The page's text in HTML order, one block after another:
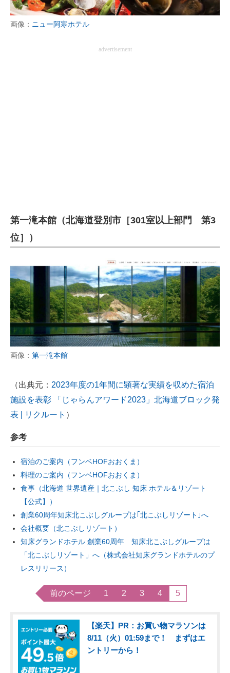
画像： ニュー阿寒ホテル
advertisement
第一滝本館（北海道登別市［301室以上部門 第3
位］）
画像： 第一滝本館
（出典元： 2023年度の1年間に顕著な実績を収めた宿泊
施設を表彰 「じゃらんアワード2023」北海道ブロック発
表 | リクルート ）
参考
宿泊のご案内（フンベHOFおおくま）
料理のご案内（フンベHOFおおくま）
食事（北海道 世界遺産｜北こぶし 知床 ホテル＆リゾート
【公式】）
創業60周年知床北こぶしグループは｢北こぶしリゾート｣へ
会社概要（北こぶしリゾート）
知床グランドホテル 創業60周年 知床北こぶしグループは
「北こぶしリゾート」へ（株式会社知床グランドホテルのプ
レスリリース）
前のページ 1 2 3 4 5
【楽天】PR：お買い物マラソンは
8/11（火）01:59まで！ まずはエ
ントリーから！